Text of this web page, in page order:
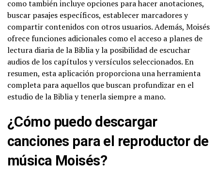
como también incluye opciones para hacer anotaciones,
buscar pasajes específicos, establecer marcadores y
compartir contenidos con otros usuarios. Además, Moisés
ofrece funciones adicionales como el acceso a planes de
lectura diaria de la Biblia y la posibilidad de escuchar
audios de los capítulos y versículos seleccionados. En
resumen, esta aplicación proporciona una herramienta
completa para aquellos que buscan profundizar en el
estudio de la Biblia y tenerla siempre a mano.
¿Cómo puedo descargar
canciones para el reproductor de
música Moisés?